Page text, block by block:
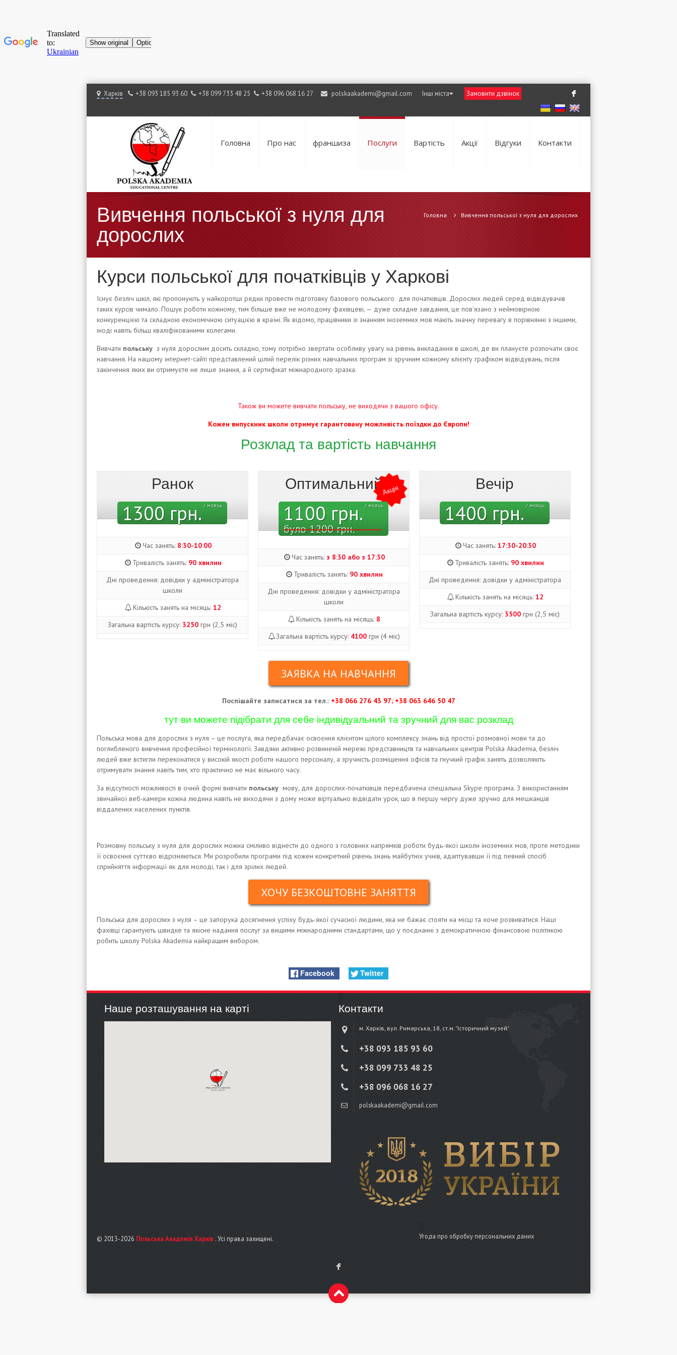
F
Харків +38 ‎093 185 93 60 +38 ‎099 733 48 25 +38 096 068 16 27 polskaakademi@gmail.com Інші міста Замовити дзвінок
Головна Про нас франшиза Послуги Вартість Акції Відгуки Контакти
Вивчення польської з нуля для
дорослих
Головна Вивчення польської з нуля для дорослих
Курси польської для початківців у Харкові
Існує безліч шкіл, які пропонують у найкоротші рядки провести підготовку базового польського для початківців. Дорослих людей серед відвідувачів
таких курсів чимало. Пошук роботи кожному, тим більше вже не молодому фахівцеві, — дуже складне завдання, це пов'язано з неймовірною
конкуренцією та складною економічною ситуацією в країні. Як відомо, працівники зі знанням іноземних мов мають значну перевагу в порівнянні з іншими,
іноді навіть більш кваліфікованими колегами.
Вивчати польську з нуля дорослим досить складно, тому потрібно звертати особливу увагу на рівень викладання в школі, де ви плануєте розпочати своє
навчання. На нашому інтернет-сайті представлений цілий перелік різних навчальних програм зі зручним кожному клієнту графіком відвідувань, після
закінчення яких ви отримуєте не лише знання, а й сертифікат міжнародного зразка.
Також ви можете вивчати польську, не виходячи з вашого офісу.
Кожен випускник школи отримує гарантовану можливість поїздки до Європи!
Розклад та вартість навчання
Ранок
1300 грн. / місяць
Час занять: 8:30-10:00
Тривалість занять: 90 хвилин
Дні проведення: довідки у адміністратора
школи
Кількість занять на місяць: 12
Загальна вартість курсу: 3250грн (2,5 міс)
ОптимальнийАкція
1100 грн. / місяць
було 1200 грн.
Час занять: з 8:30 або з 17:30
Тривалість занять: 90 хвилин
Дні проведення: довідки у адміністратора
школи
Кількість занять на місяць: 8
Загальна вартість курсу: 4100 грн (4 міс)
Вечір
1400 грн. / місяць
Час занять: 17:30-20:30
Тривалість занять: 90 хвилин
Дні проведення: довідки у адміністратора
Кількість занять на місяць: 12
Загальна вартість курсу: 3500грн (2,5 міс)
ЗАЯВКА НА НАВЧАННЯ
Поспішайте записатися за тел.: +38 066 276 43 97; +38 063 646 50 47
тут ви можете підібрати для себе індивідуальний та зручний для вас розклад
Польська мова для дорослих з нуля – це послуга, яка передбачає освоєння клієнтом цілого комплексу знань від простої розмовної мови та до
поглибленого вивчення професійної термінології. Завдяки активно розвиненій мережі представництв та навчальних центрів Polska Akademia, безліч
людей вже встигли переконатися у високій якості роботи нашого персоналу, а зручність розміщення офісів та гнучкий графік занять дозволяють
отримувати знання навіть тим, хто практично не має вільного часу.
За відсутності можливості в очній формі вивчати польську мову, для дорослих-початківців передбачена спеціальна Skype програма. З використанням
звичайної веб-камери кожна людина навіть не виходячи з дому може віртуально відвідати урок, що в першу чергу дуже зручно для мешканців
віддалених населених пунктів.
Розмовну польську з нуля для дорослих можна сміливо віднести до одного з головних напрямків роботи будь-якої школи іноземних мов, проте методики
її освоєння суттєво відрізняються. Ми розробили програми під кожен конкретний рівень знань майбутніх учнів, адаптувавши її під певний спосіб
сприйняття інформації як для молоді, так і для зрілих людей.
ХОЧУ БЕЗКОШТОВНЕ ЗАНЯТТЯ
Польська для дорослих з нуля – це запорука досягнення успіху будь-якої сучасної людини, яка не бажає стояти на місці та хоче розвиватися. Наші
фахівці гарантують швидке та якісне надання послуг за вищими міжнародними стандартами, що у поєднанні з демократичною фінансовою політикою
робить школу Polska Akademia найкращим вибором.
Facebook Twitter
Наше розташування на карті Контакти
м. Харків, вул. Римарська, 18, ст.м. "Історичний музей"
+38 ‎093 185 93 60
+38 ‎099 733 48 25
+38 096 068 16 27
polskaakademi@gmail.com
© 2013-2026 Польська Академія Харків . Усі права захищені. Угода про обробку персональних даних
F